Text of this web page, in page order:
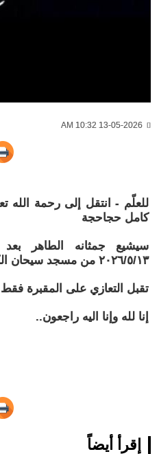
للعلّم - انتقل إلى رحمة الله
كامل حجاحجة
سيشيع جمثانه الطاهر بعد
٢٠٢٦/٥/١٣ من مسجد سيحان الكبير إلى مقبرة ام خروبة
تقبل التعازي على المقبرة فقط
إنا لله وإنا اليه راجعون..
إقرأ أيضاً